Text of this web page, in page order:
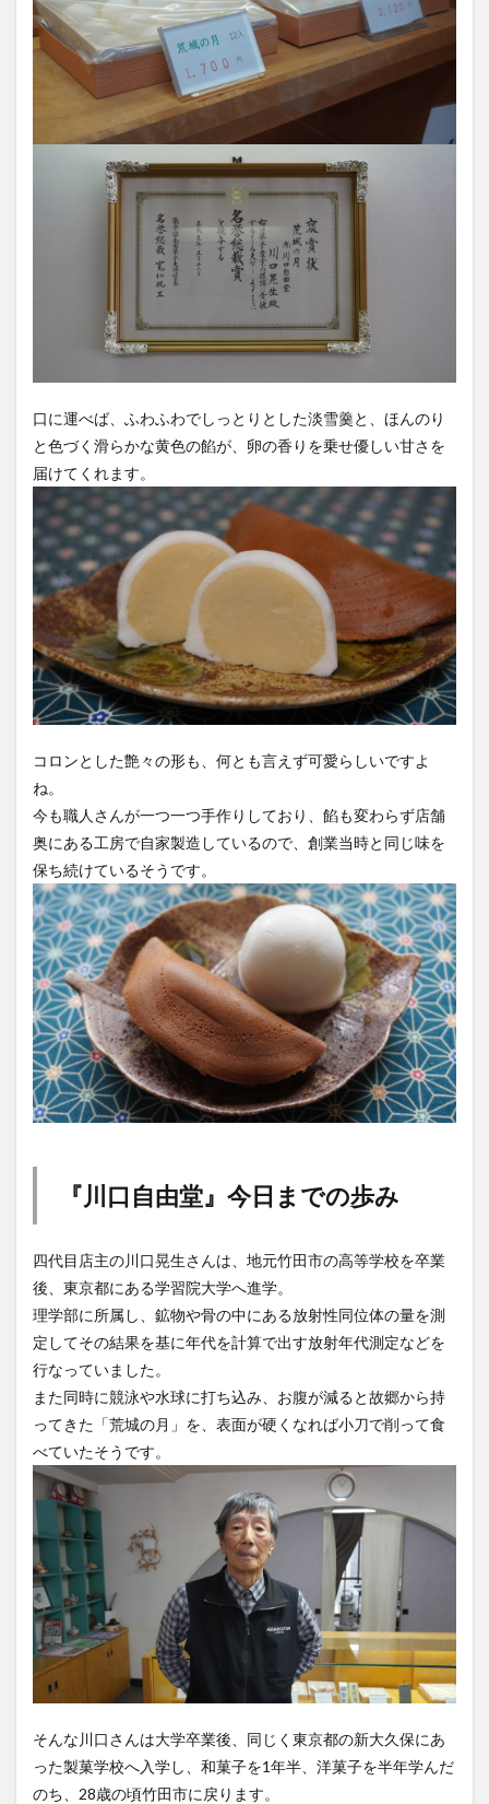
口に運べば、ふわふわでしっとりとした淡雪羹と、ほんのり
と色づく滑らかな黄色の餡が、卵の香りを乗せ優しい甘さを
届けてくれます。
コロンとした艶々の形も、何とも言えず可愛らしいですよ
ね。
今も職人さんが一つ一つ手作りしており、餡も変わらず店舗
奥にある工房で自家製造しているので、創業当時と同じ味を
保ち続けているそうです。
『川口自由堂』今日までの歩み
四代目店主の川口晃生さんは、地元竹田市の高等学校を卒業
後、東京都にある学習院大学へ進学。
理学部に所属し、鉱物や骨の中にある放射性同位体の量を測
定してその結果を基に年代を計算で出す放射年代測定などを
行なっていました。
また同時に競泳や水球に打ち込み、お腹が減ると故郷から持
ってきた「荒城の月」を、表面が硬くなれば小刀で削って食
べていたそうです。
そんな川口さんは大学卒業後、同じく東京都の新大久保にあ
った製菓学校へ入学し、和菓子を1年半、洋菓子を半年学んだ
のち、28歳の頃竹田市に戻ります。